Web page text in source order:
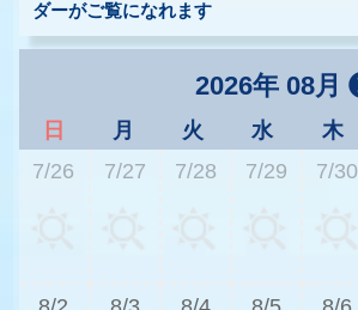
ダーがご覧になれます
2026年 08月
日 月 火 水 木
7/26
7/27 7/28 7/29 7/30